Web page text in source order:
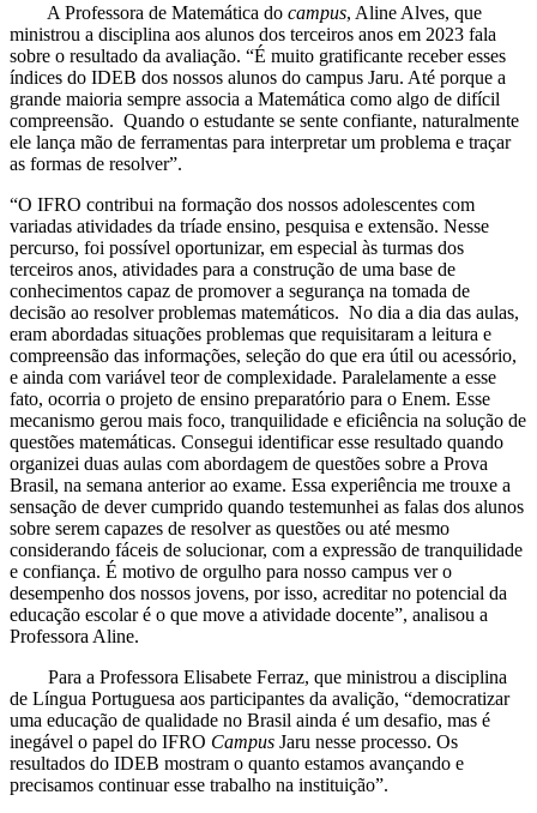
A Professora de Matemática do campus, Aline Alves, que
ministrou a disciplina aos alunos dos terceiros anos em 2023 fala
sobre o resultado da avaliação. “É muito gratificante receber esses
índices do IDEB dos nossos alunos do campus Jaru. Até porque a
grande maioria sempre associa a Matemática como algo de difícil
compreensão. Quando o estudante se sente confiante, naturalmente
ele lança mão de ferramentas para interpretar um problema e traçar
as formas de resolver”.
“O IFRO contribui na formação dos nossos adolescentes com
variadas atividades da tríade ensino, pesquisa e extensão. Nesse
percurso, foi possível oportunizar, em especial às turmas dos
terceiros anos, atividades para a construção de uma base de
conhecimentos capaz de promover a segurança na tomada de
decisão ao resolver problemas matemáticos. No dia a dia das aulas,
eram abordadas situações problemas que requisitaram a leitura e
compreensão das informações, seleção do que era útil ou acessório,
e ainda com variável teor de complexidade. Paralelamente a esse
fato, ocorria o projeto de ensino preparatório para o Enem. Esse
mecanismo gerou mais foco, tranquilidade e eficiência na solução de
questões matemáticas. Consegui identificar esse resultado quando
organizei duas aulas com abordagem de questões sobre a Prova
Brasil, na semana anterior ao exame. Essa experiência me trouxe a
sensação de dever cumprido quando testemunhei as falas dos alunos
sobre serem capazes de resolver as questões ou até mesmo
considerando fáceis de solucionar, com a expressão de tranquilidade
e confiança. É motivo de orgulho para nosso campus ver o
desempenho dos nossos jovens, por isso, acreditar no potencial da
educação escolar é o que move a atividade docente”, analisou a
Professora Aline.
Para a Professora Elisabete Ferraz, que ministrou a disciplina
de Língua Portuguesa aos participantes da avalição, “democratizar
uma educação de qualidade no Brasil ainda é um desafio, mas é
inegável o papel do IFRO Campus Jaru nesse processo. Os
resultados do IDEB mostram o quanto estamos avançando e
precisamos continuar esse trabalho na instituição”.